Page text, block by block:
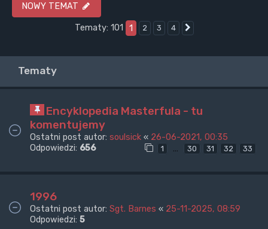
NOWY TEMAT
Tematy: 101
1 2 3 4
Tematy
Encyklopedia Masterfula - tu
komentujemy
Ostatni post autor: soulsick « 26-06-2021, 00:35
Odpowiedzi: 656 1 … 30 31 32 33
1996
Ostatni post autor: Sgt. Barnes « 25-11-2025, 08:59
Odpowiedzi: 5